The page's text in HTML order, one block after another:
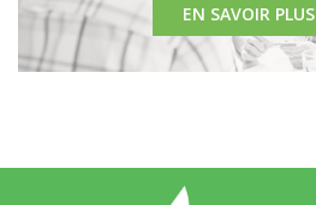
EN SAVOIR PLUS